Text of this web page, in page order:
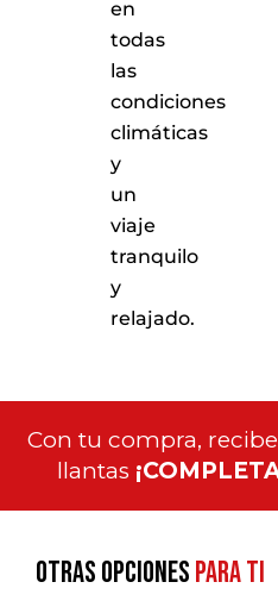
en
todas
las
condiciones
climáticas
y
un
viaje
tranquilo
y
relajado.
Con tu compra,
llantas
Otras opcionespara ti